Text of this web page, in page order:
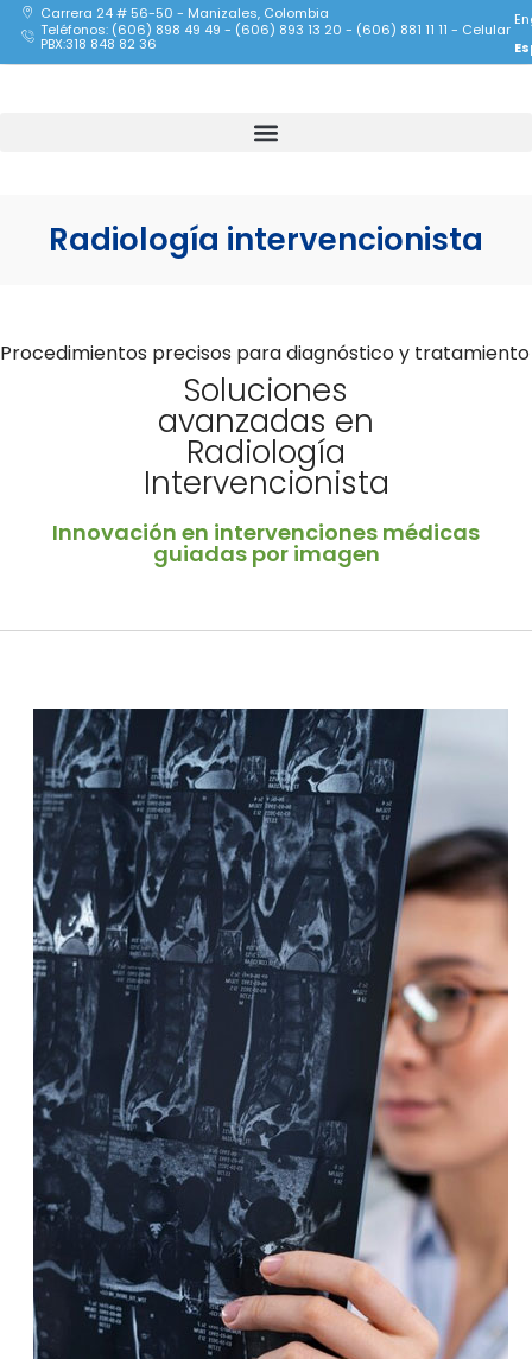
Carrera 24 # 56-50 - Manizales, Colombia
Teléfonos: (606) 898 49 49 - (606) 893 13 20 - (606) 881 11 11 - Celular
PBX:318 848 82 36
Radiología intervencionista
Procedimientos precisos para diagnóstico y tratamiento
Soluciones
avanzadas en
Radiología
Intervencionista
Innovación en intervenciones médicas
guiadas por imagen